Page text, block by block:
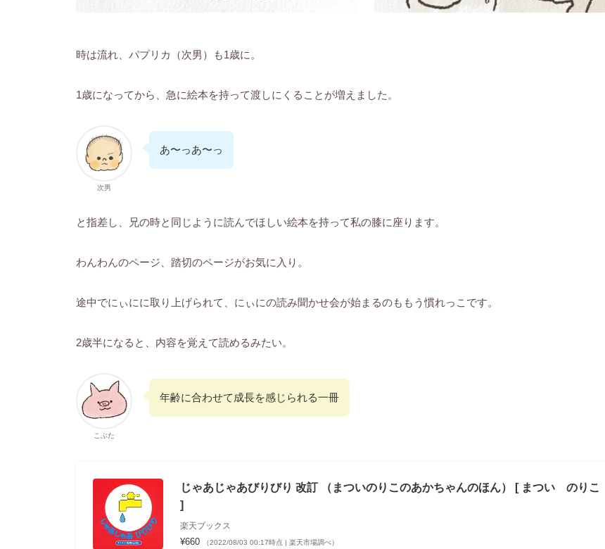
時は流れ、パプリカ（次男）も1歳に。
1歳になってから、急に絵本を持って渡しにくることが増えました。
次男
あ〜っあ〜っ
と指差し、兄の時と同じように読んでほしい絵本を持って私の膝に座ります。
わんわんのページ、踏切のページがお気に入り。
途中でにぃにに取り上げられて、にぃにの読み聞かせ会が始まるのももう慣れっこです。
2歳半になると、内容を覚えて読めるみたい。
こぶた
年齢に合わせて成長を感じられる一冊
じゃあじゃあびりびり 改訂 （まついのりこのあかちゃんのほん） [ まつい のりこ
]
楽天ブックス
¥660 （2022/08/03 00:17時点 | 楽天市場調べ）